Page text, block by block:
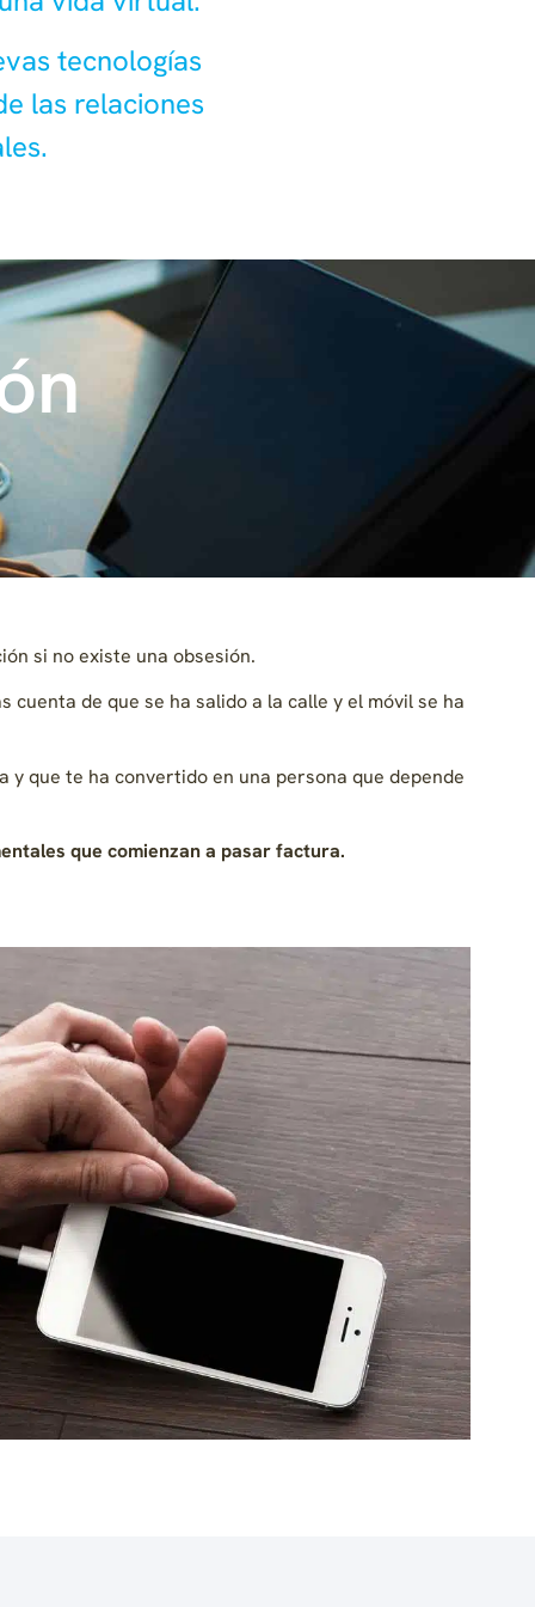
tecnologías
las relaciones
si no existe una obsesión.
de que se ha salido a la calle y el móvil se ha
y que te ha convertido en una persona que depende
que comienzan a pasar factura.